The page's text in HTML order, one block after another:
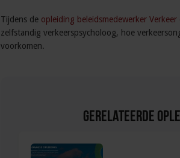
Tijdens de opleiding beleidsmedewerker Verkeer
zelfstandig verkeerspsycholoog, hoe
voorkomen.
Gerelateerde